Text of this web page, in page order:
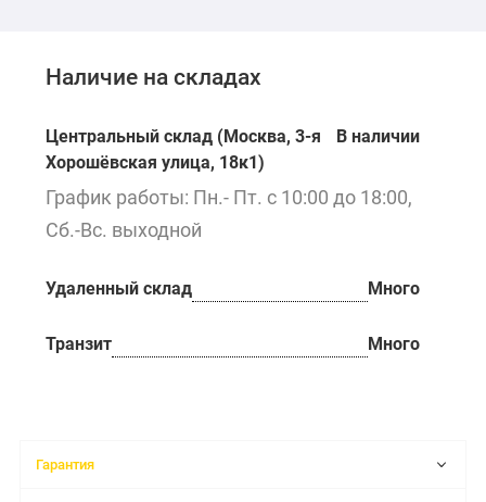
Наличие на складах
Центральный склад (Москва, 3-я
Хорошёвская улица, 18к1)
В наличии
График работы: Пн.- Пт. с 10:00 до 18:00,
Сб.-Вс. выходной
Удаленный склад Много
Транзит Много
Гарантия